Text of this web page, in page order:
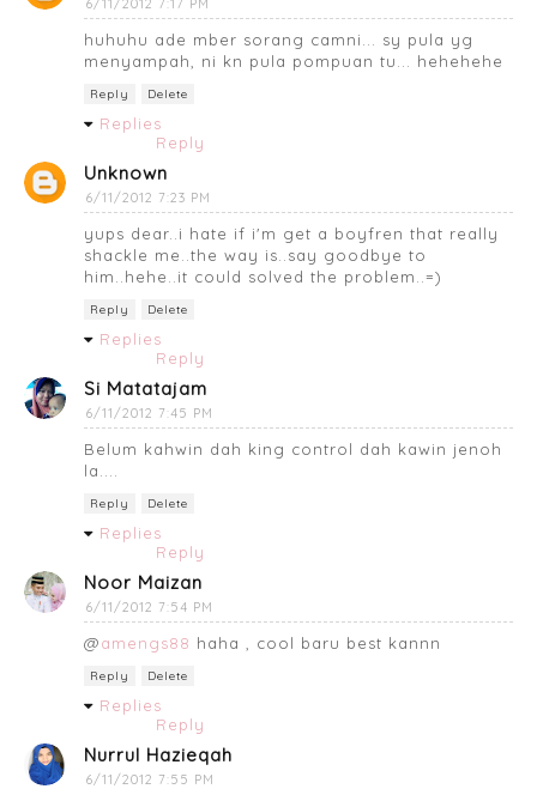
huhuhu ade mber sorang camni... sy pula yg
menyampah, ni kn pula pompuan tu... hehehehe
Reply Delete
Replies
Reply
Unknown
6/11/2012 7:23 PM
yups dear..i hate if i'm get a boyfren that really
shackle me..the way is..say goodbye to
him..hehe..it could solved the problem..=)
Reply Delete
Replies
Reply
Si Matatajam
6/11/2012 7:45 PM
Belum kahwin dah king control dah kawin jenoh
la....
Reply Delete
Replies
Reply
Noor Maizan
6/11/2012 7:54 PM
@amengs88 haha , cool baru best kannn
Reply Delete
Replies
Reply
Nurrul Hazieqah
6/11/2012 7:55 PM